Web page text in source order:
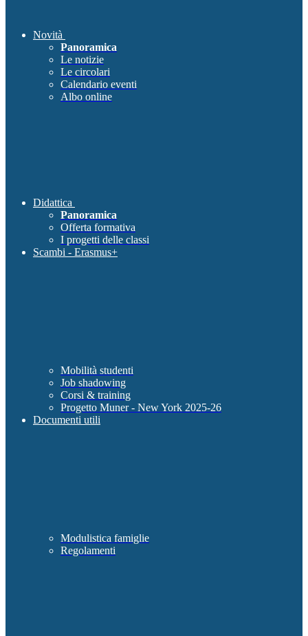
Novità
Panoramica
Le notizie
Le circolari
Calendario eventi
Albo online
Didattica
Panoramica
Offerta formativa
I progetti delle classi
Scambi - Erasmus+
Mobilità studenti
Job shadowing
Corsi & training
Progetto Muner - New York 2025-26
Documenti utili
Modulistica famiglie
Regolamenti